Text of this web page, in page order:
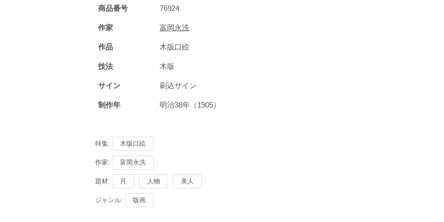
商品番号 76924
作家 富岡永洗
作品 木版口絵
技法 木版
サイン 刷込サイン
制作年 明治38年（1905）
特集: 木版口絵
作家: 富岡永洗
題材: 月 人物 美人
ジャンル: 版画